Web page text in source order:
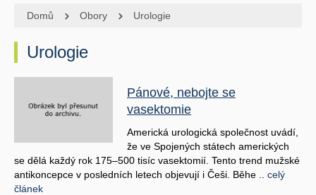
Domů Obory Urologie
Urologie
Pánové, nebojte se
vasektomie
Americká urologická společnost uvádí,
že ve Spojených státech amerických
se dělá každý rok 175–500 tisíc vasektomií. Tento trend mužské
antikoncepce v posledních letech objevují i Češi. Běhe .. celý
článek